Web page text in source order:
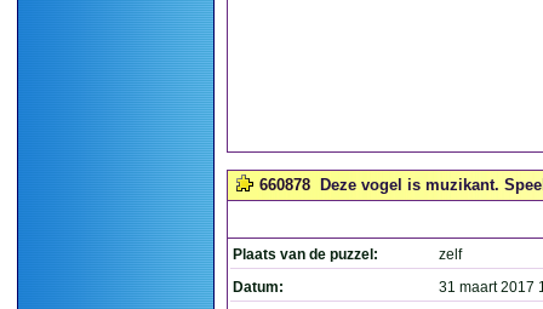
660878 Deze vogel is muzikant.
Plaats van de puzzel:
zelf
Datum:
31 maart 2017